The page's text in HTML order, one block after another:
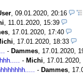
, 09.01.2020, 20:16
, 11.01.2020, 15:39
, 17.01.2020, 17:40
, 17.01.2020, 18:33
- Dammes, 17.01.2020,
- Michi, 17.01.2020,
- Dammes,